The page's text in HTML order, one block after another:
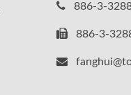
886-3-
886-3-